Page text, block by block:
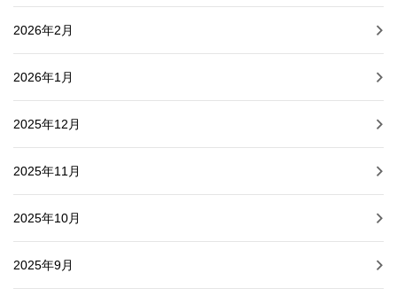
2026年2月
2026年1月
2025年12月
2025年11月
2025年10月
2025年9月